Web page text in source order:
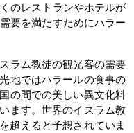
のレストランやホテルが
要を満たすためにハラー
ラム教徒の観光客の需要
地ではハラールの食事の
の間での美しい異文化料
ます。世界のイスラム教
超えると予想されていま